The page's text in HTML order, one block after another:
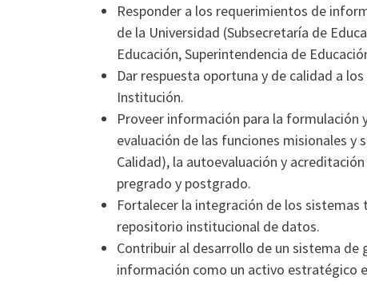
Responder a los requerimientos de
de la Universidad (Subsecretaría de
Educación, Superintendencia de
Dar respuesta oportuna y de calidad a
Institución.
Proveer información para la formulación
evaluación de las funciones misionales y
Calidad), la autoevaluación y
pregrado y postgrado.
Fortalecer la integración de los
repositorio institucional de datos.
Contribuir al desarrollo de un sistema
información como un activo estratégico